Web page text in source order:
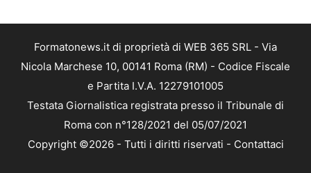
Formatonews.it di proprietà di WEB 365 SRL - Via
Nicola Marchese 10, 00141 Roma (RM) - Codice Fiscale
e Partita I.V.A. 12279101005
Testata Giornalistica registrata presso il Tribunale di
Roma con n°128/2021 del 05/07/2021
Copyright ©2026 - Tutti i diritti riservati - Contattaci